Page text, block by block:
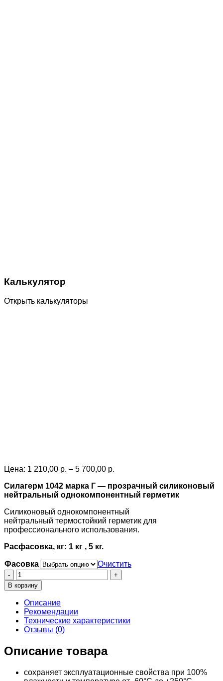
Калькулятор
Открыть калькуляторы
Цена: 1 210,00 р. – 5 700,00 р.
1
210,00 р.
5
700,00 р.
Силагерм 1042 марка Г — прозрачный силиконовый
нейтральный однокомпонентный герметик
Силиконовый однокомпонентный
нейтральный термостойкий герметик для
профессионального использования.
Расфасовка, кг: 1 кг , 5 кг.
Фасовка
Очистить
Количество
товара
Силагерм
1042
марка
Г
В корзину
Описание
Рекомендации
Технические характеристики
Отзывы (0)
Описание товара
сохраняет эксплуатационные свойства при 100%